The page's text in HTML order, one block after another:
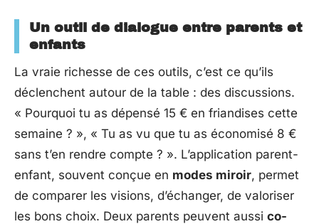
Un outil de dialogue entre parents et
enfants
La vraie richesse de ces outils, c’est ce qu’ils
déclenchent autour de la table : des discussions.
« Pourquoi tu as dépensé 15 € en friandises cette
semaine ? », « Tu as vu que tu as économisé 8 €
sans t’en rendre compte ? ». L’application parent-
enfant, souvent conçue en modes miroir, permet
de comparer les visions, d’échanger, de valoriser
les bons choix. Deux parents peuvent aussi co-